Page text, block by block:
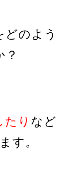
どのよう
？
り など
す。